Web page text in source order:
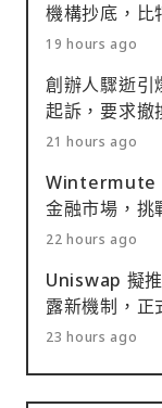
機構抄底，比
19 hours ago
創辦人驟逝
起訴，要求撤
21 hours ago
Wintermute
金融市場，挑
22 hours ago
Uniswap 擬
露新機制，正
23 hours ago